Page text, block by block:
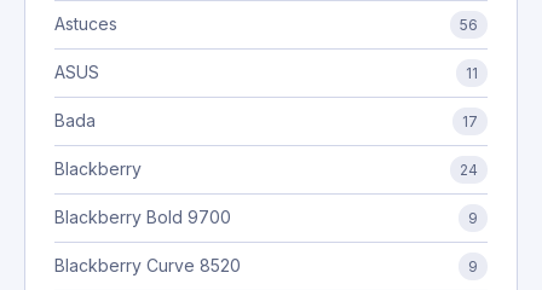
Astuces 56
ASUS 11
Bada 17
Blackberry 24
Blackberry Bold 9700 9
Blackberry Curve 8520 9